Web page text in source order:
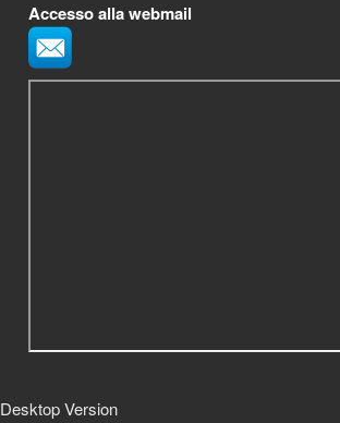
Accesso alla webmail
Desktop Version